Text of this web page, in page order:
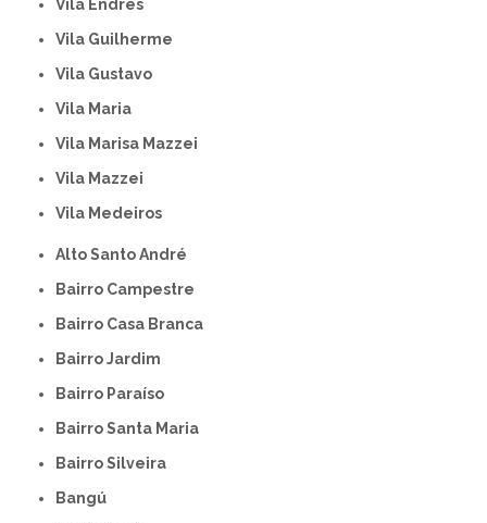
Vila Endres
Vila Guilherme
Vila Gustavo
Vila Maria
Vila Marisa Mazzei
Vila Mazzei
Vila Medeiros
Alto Santo André
Bairro Campestre
Bairro Casa Branca
Bairro Jardim
Bairro Paraíso
Bairro Santa Maria
Bairro Silveira
Bangú